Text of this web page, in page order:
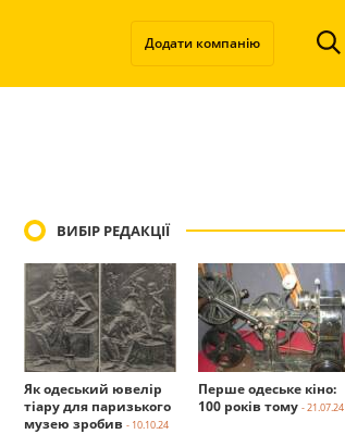
Додати компанію
ВИБІР РЕДАКЦІЇ
Як одеський ювелір
тіару для паризького
музею зробив - 10.10.24
Перше одеське кіно:
100 років тому - 21.07.24